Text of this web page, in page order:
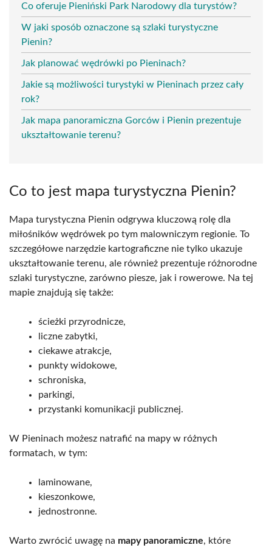
Co oferuje Pieniński Park Narodowy dla turystów?
W jaki sposób oznaczone są szlaki turystyczne
Pienin?
Jak planować wędrówki po Pieninach?
Jakie są możliwości turystyki w Pieninach przez cały
rok?
Jak mapa panoramiczna Gorców i Pienin prezentuje
ukształtowanie terenu?
Co to jest mapa turystyczna Pienin?
Mapa turystyczna Pienin odgrywa kluczową rolę dla
miłośników wędrówek po tym malowniczym regionie. To
szczegółowe narzędzie kartograficzne nie tylko ukazuje
ukształtowanie terenu, ale również prezentuje różnorodne
szlaki turystyczne, zarówno piesze, jak i rowerowe. Na tej
mapie znajdują się także:
ścieżki przyrodnicze,
liczne zabytki,
ciekawe atrakcje,
punkty widokowe,
schroniska,
parkingi,
przystanki komunikacji publicznej.
W Pieninach możesz natrafić na mapy w różnych
formatach, w tym:
laminowane,
kieszonkowe,
jednostronne.
Warto zwrócić uwagę na mapy panoramiczne, które